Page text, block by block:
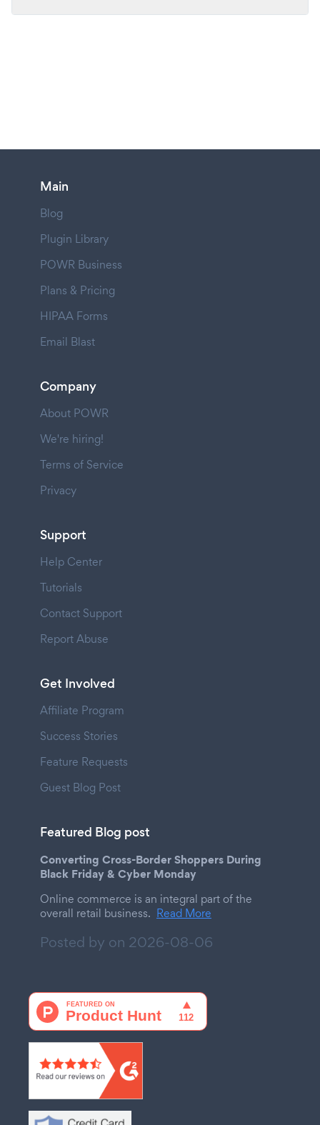
Main
Blog
Plugin Library
POWR Business
Plans & Pricing
HIPAA Forms
Email Blast
Company
About POWR
We're hiring!
Terms of Service
Privacy
Support
Help Center
Tutorials
Contact Support
Report Abuse
Get Involved
Affiliate Program
Success Stories
Feature Requests
Guest Blog Post
Featured Blog post
Converting Cross-Border Shoppers During
Black Friday & Cyber Monday
Online commerce is an integral part of the
overall retail business. Read More
Posted by on 2026-08-06